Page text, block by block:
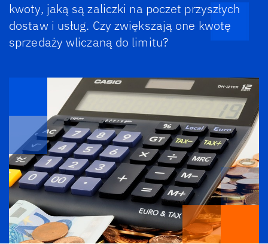
kwoty, jaką są zaliczki na poczet przyszłych
dostaw i usług. Czy zwiększają one kwotę
sprzedaży wliczaną do limitu?